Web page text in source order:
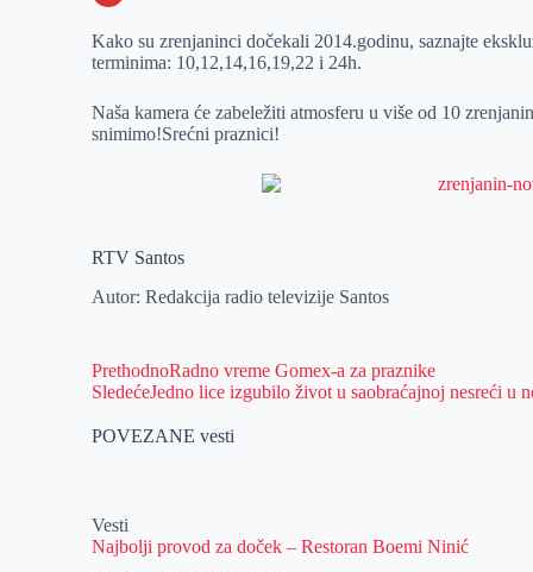
k
g
r
d
n
r
t
A
m
i
Kako su zrenjaninci dočekali 2014.godinu, saznajte
terminima: 10,12,14,16,19,22 i 24h.
Naša kamera će zabeležiti atmosferu u više od 10
snimimo!Srećni praznici!
RTV Santos
Autor: Redakcija radio televizije Santos
PrethodnoRadno vreme Gomex-a za praznike
SledećeJedno lice izgubilo život u saobraćajnoj nesreći u
POVEZANE vesti
Vesti
Najbolji provod za doček – Restoran Boemi Ninić